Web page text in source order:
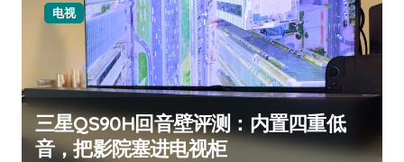
电视
三星QS90H回音壁评测：内置四重低
音，把影院塞进电视柜